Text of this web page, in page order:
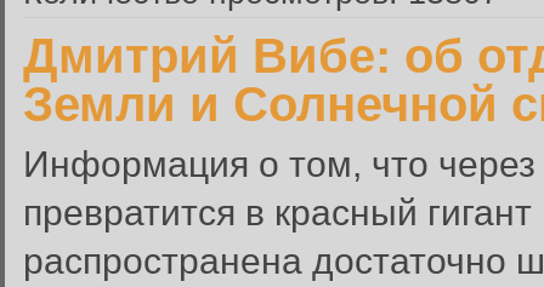
Дмитрий Вибе: об
Земли и Солнечной
Информация о том, что
превратится в красный
распространена